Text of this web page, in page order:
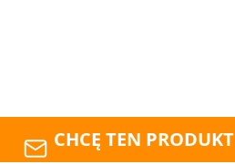
CHCĘ TEN PRODUKT